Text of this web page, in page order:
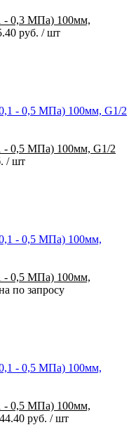
- 0,3 МПа) 100мм,
руб. / шт
- 0,5 МПа) 100мм, G1/2
/ шт
- 0,5 МПа) 100мм,
по запросу
- 0,5 МПа) 100мм,
руб. / шт